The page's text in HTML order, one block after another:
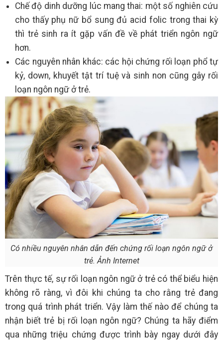
Chế độ dinh dưỡng lúc mang thai: một số nghiên cứu
cho thấy phụ nữ bổ sung đủ acid folic trong thai kỳ
thì trẻ sinh ra ít gặp vấn đề về phát triển ngôn ngữ
hơn.
Các nguyên nhân khác: các hội chứng rối loạn phổ tự
kỷ, down, khuyết tật trí tuệ và sinh non cũng gây rối
loạn ngôn ngữ ở trẻ.
Có nhiều nguyên nhân dẫn đến chứng rối loạn ngôn ngữ ở
trẻ. Ảnh Internet
Trên thực tế, sự rối loạn ngôn ngữ ở trẻ có thể biểu hiện
không rõ ràng, vì đôi khi chúng ta cho rằng trẻ đang
trong quá trình phát triển. Vậy làm thế nào để chúng ta
nhận biết trẻ bị rối loạn ngôn ngữ? Chúng ta hãy điểm
qua những triệu chứng được trình bày ngay dưới đây